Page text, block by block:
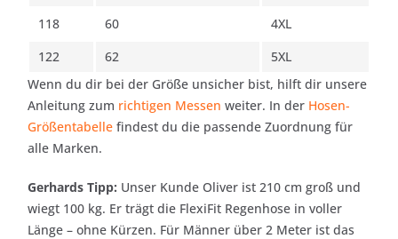
118
60
4XL
122
62
5XL
Wenn du dir bei der Größe unsicher bist, hilft dir unsere
Anleitung zum richtigen Messen weiter. In der Hosen-
Größentabelle findest du die passende Zuordnung für
alle Marken.
Gerhards Tipp: Unser Kunde Oliver ist 210 cm groß und
wiegt 100 kg. Er trägt die FlexiFit Regenhose in voller
Länge – ohne Kürzen. Für Männer über 2 Meter ist das